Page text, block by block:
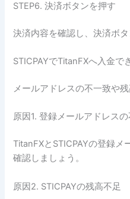
STEP6. 決済ボタンを押す
決済内容を確認し、決済ボタ
STICPAYでTitanFXへ入金で
メールアドレスの不一致や
原因1. 登録メールアドレス
TitanFXとSTICPAYの登録
確認しましょう。
原因2. STICPAYの残高不足